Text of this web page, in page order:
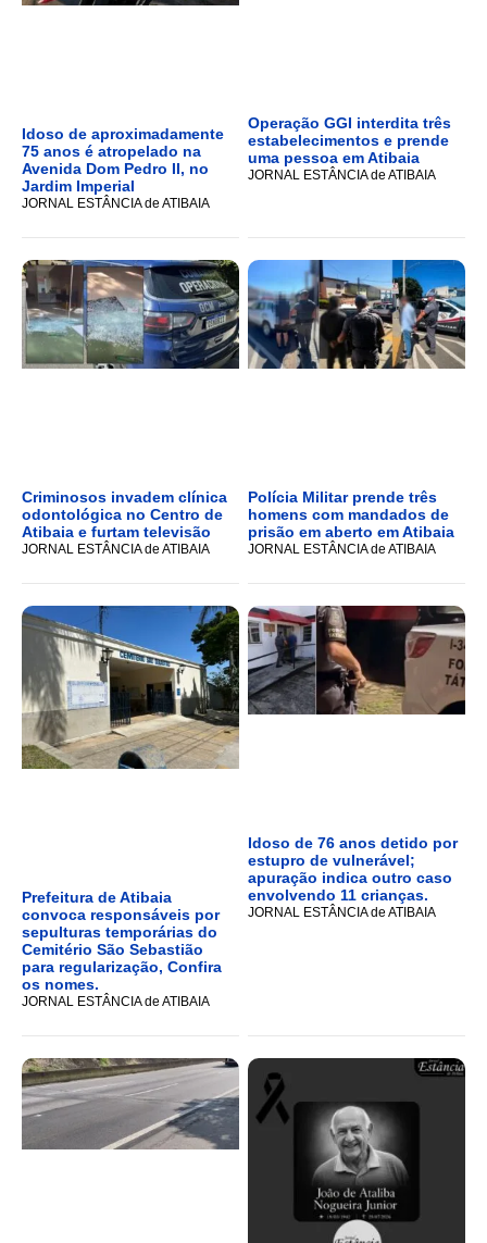
Idoso de aproximadamente
75 anos é atropelado na
Avenida Dom Pedro II, no
Jardim Imperial
JORNAL ESTÂNCIA de ATIBAIA
Operação GGI interdita três
estabelecimentos e prende
uma pessoa em Atibaia
JORNAL ESTÂNCIA de ATIBAIA
Criminosos invadem clínica
odontológica no Centro de
Atibaia e furtam televisão
JORNAL ESTÂNCIA de ATIBAIA
Polícia Militar prende três
homens com mandados de
prisão em aberto em Atibaia
JORNAL ESTÂNCIA de ATIBAIA
Prefeitura de Atibaia
convoca responsáveis por
sepulturas temporárias do
Cemitério São Sebastião
para regularização, Confira
os nomes.
JORNAL ESTÂNCIA de ATIBAIA
Idoso de 76 anos detido por
estupro de vulnerável;
apuração indica outro caso
envolvendo 11 crianças.
JORNAL ESTÂNCIA de ATIBAIA